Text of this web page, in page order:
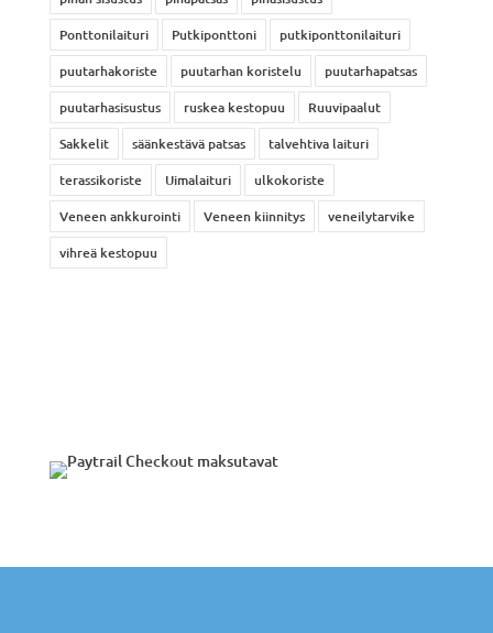
Ponttonilaituri
Putkiponttoni
putkiponttonilaituri
puutarhakoriste
puutarhan koristelu
puutarhapatsas
puutarhasisustus
ruskea kestopuu
Ruuvipaalut
Sakkelit
säänkestävä patsas
talvehtiva laituri
terassikoriste
Uimalaituri
ulkokoriste
Veneen ankkurointi
Veneen kiinnitys
veneilytarvike
vihreä kestopuu